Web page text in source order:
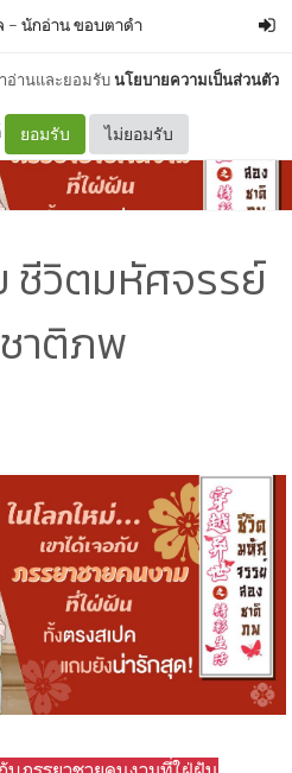
อ่านและยอมรับนโยบายความเป็นส่วนตัว
ยอมรับ ไม่ยอมรับ
– นักอ่าน ขอบตาดำ
ชีวิตมหัศจรรย์
าติภพ